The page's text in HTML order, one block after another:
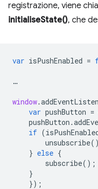
registrazione, viene
initialiseState(), che
var isPushEnabled =
…
window.
var pushButton =
pushButton .
if (
unsubscribe
} else {
subscribe();
}
});